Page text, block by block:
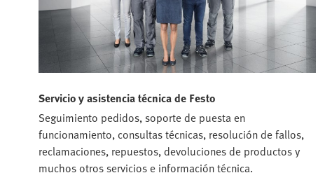
Servicio y asistencia técnica de Festo
Seguimiento pedidos, soporte de puesta en
funcionamiento, consultas técnicas, resolución de fallos,
reclamaciones, repuestos, devoluciones de productos y
muchos otros servicios e información técnica.